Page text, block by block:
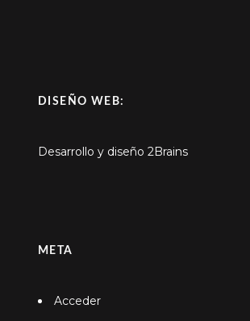
DISEÑO WEB:
Desarrollo y diseño 2Brains
META
Acceder